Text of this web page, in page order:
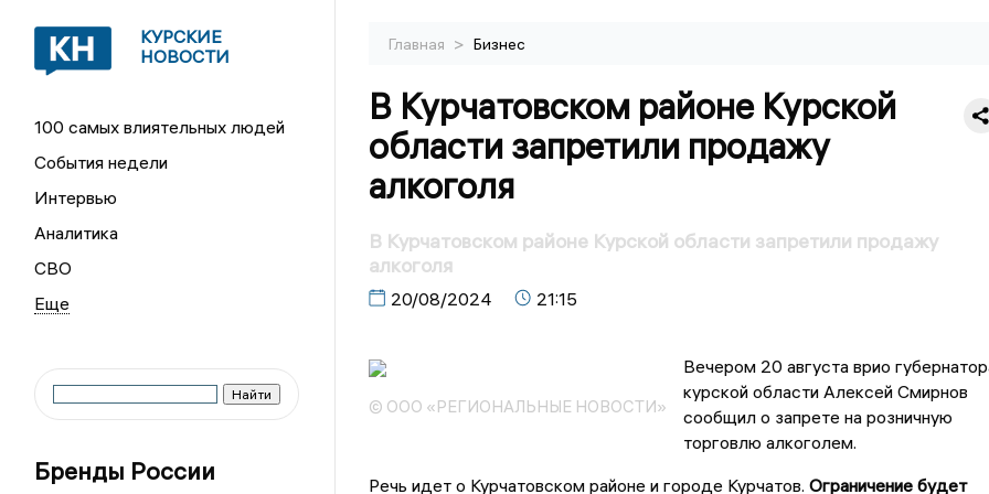
КУРСКИЕ
НОВОСТИ
100 самых влиятельных людей
События недели
Интервью
Аналитика
СВО
Бренды России
Главная > Бизнес
В Курчатовском районе Курской
области запретили продажу
алкоголя
В Курчатовском районе Курской области запретили продажу
алкоголя
20/08/2024 21:15
© ООО «РЕГИОНАЛЬНЫЕ НОВОСТИ»
Вечером 20 августа врио
курской области Алексей Смирнов
сообщил о запрете на розничную
торговлю алкоголем.
Речь идет о Курчатовском районе и городе Курчатов. Ограничение будет